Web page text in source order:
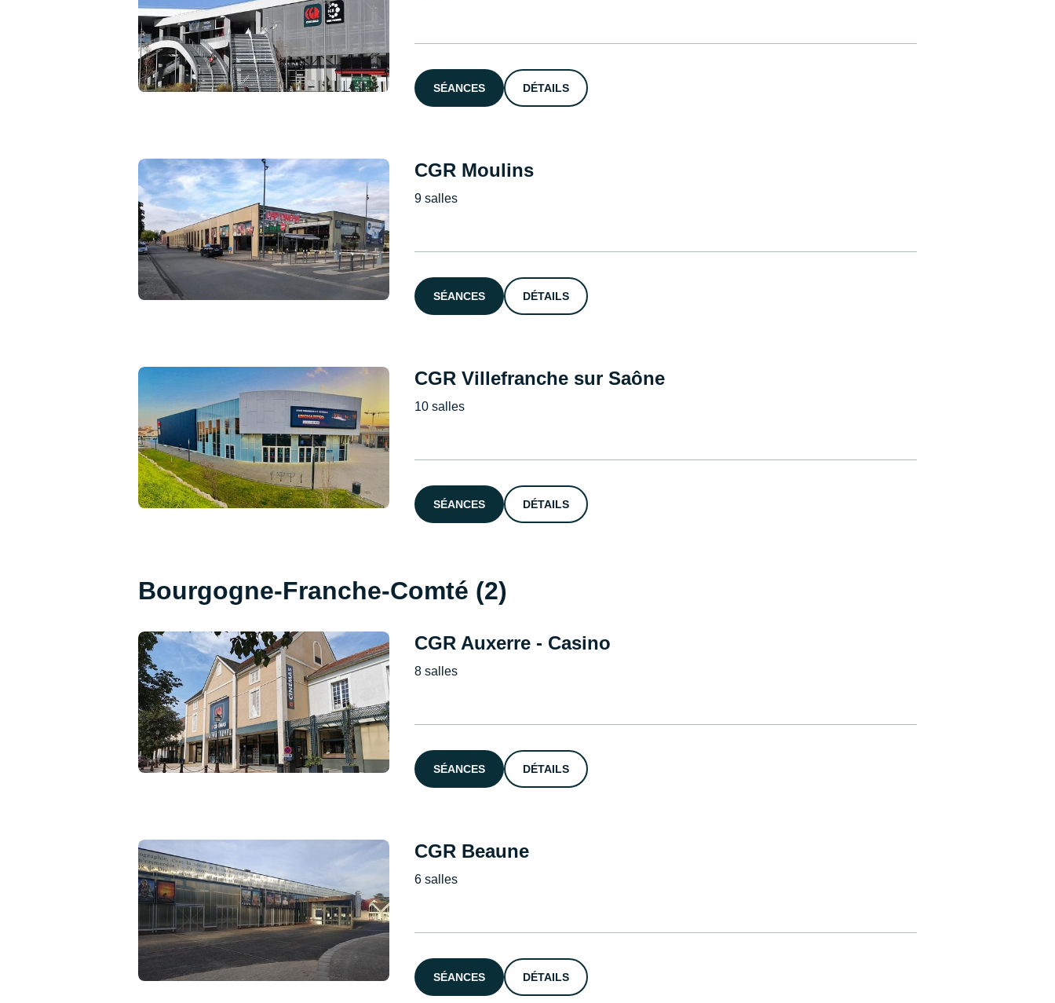
SÉANCES DÉTAILS
CGR Moulins
9 salles
SÉANCES DÉTAILS
CGR Villefranche sur Saône
10 salles
SÉANCES DÉTAILS
Bourgogne-Franche-Comté (2)
CGR Auxerre - Casino
8 salles
SÉANCES DÉTAILS
CGR Beaune
6 salles
SÉANCES DÉTAILS